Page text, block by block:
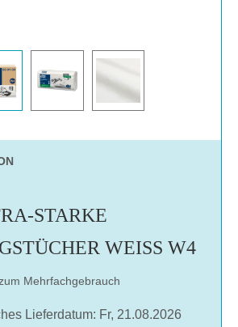
STARKE
WEISS W4
Mehrfachgebrauch
Lieferdatum: Fr, 21.08.2026